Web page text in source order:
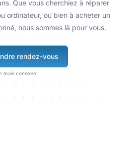
Que vous cherchiez à réparer
ordinateur, ou bien à acheter un
nous sommes là pour vous.
rendez-vous
mais conseillé